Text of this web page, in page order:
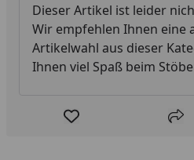
Dieser Artikel ist leider
Wir empfehlen Ihnen eine
Artikelwahl aus dieser
Ihnen viel Spaß beim
Produkt zur